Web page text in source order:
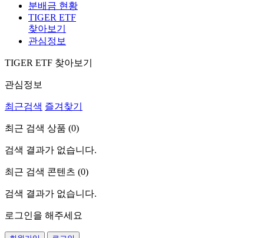
분배금 현황
TIGER ETF
찾아보기
관심정보
TIGER ETF 찾아보기
관심정보
최근검색 즐겨찾기
최근 검색 상품 (0)
검색 결과가 없습니다.
최근 검색 콘텐츠 (0)
검색 결과가 없습니다.
로그인을 해주세요